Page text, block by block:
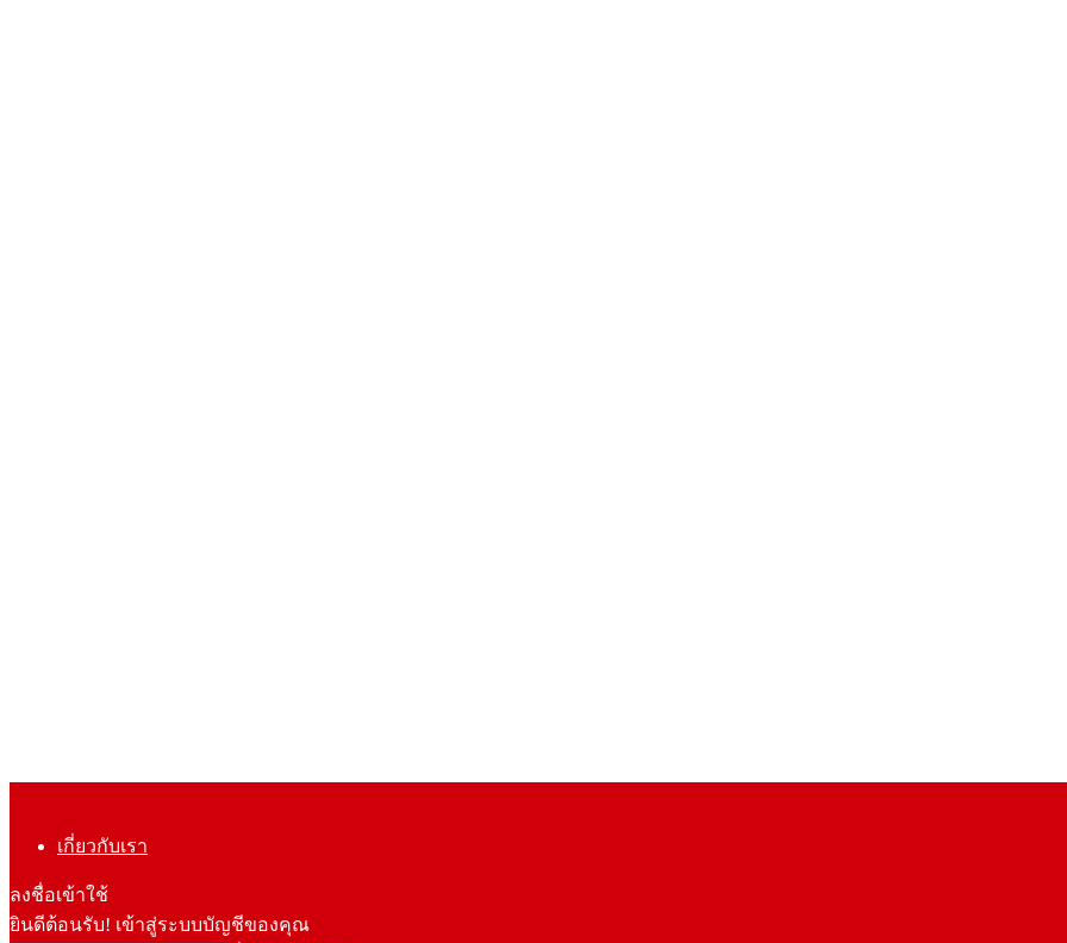
เกี่ยวกับเรา
ลงชื่อเข้าใช้
ยินดีต้อนรับ! เข้าสู่ระบบบัญชีของคุณ